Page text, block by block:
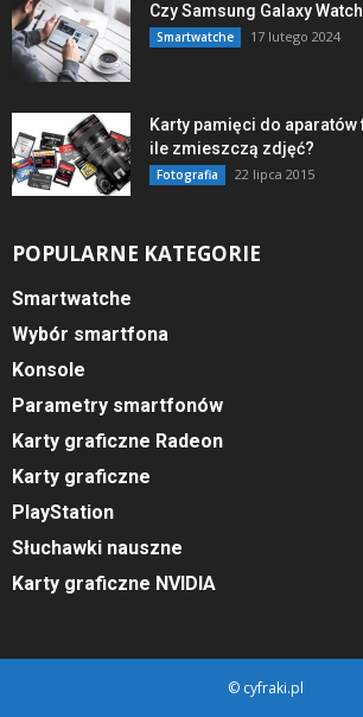
Czy Samsung Galaxy
Smartwatche 17 lutego 2024
Karty pamięci do
ile zmieszczą zdjęć?
Fotografia 22 lipca 2015
POPULARNE KATEGORIE
Smartwatche
Wybór smartfona
Konsole
Parametry smartfonów
Karty graficzne Radeon
Karty graficzne
PlayStation
Słuchawki nauszne
Karty graficzne NVIDIA
© cyfraki.pl